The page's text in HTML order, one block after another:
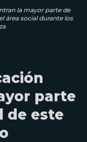
la mayor parte de
área social durante los
parte
de este